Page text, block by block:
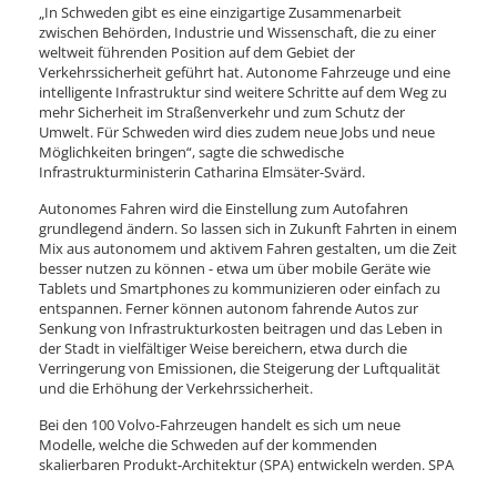
„In Schweden gibt es eine einzigartige Zusammenarbeit
zwischen Behörden, Industrie und Wissenschaft, die zu einer
weltweit führenden Position auf dem Gebiet der
Verkehrssicherheit geführt hat. Autonome Fahrzeuge und eine
intelligente Infrastruktur sind weitere Schritte auf dem Weg zu
mehr Sicherheit im Straßenverkehr und zum Schutz der
Umwelt. Für Schweden wird dies zudem neue Jobs und neue
Möglichkeiten bringen“, sagte die schwedische
Infrastrukturministerin Catharina Elmsäter-Svärd.
Autonomes Fahren wird die Einstellung zum Autofahren
grundlegend ändern. So lassen sich in Zukunft Fahrten in einem
Mix aus autonomem und aktivem Fahren gestalten, um die Zeit
besser nutzen zu können - etwa um über mobile Geräte wie
Tablets und Smartphones zu kommunizieren oder einfach zu
entspannen. Ferner können autonom fahrende Autos zur
Senkung von Infrastrukturkosten beitragen und das Leben in
der Stadt in vielfältiger Weise bereichern, etwa durch die
Verringerung von Emissionen, die Steigerung der Luftqualität
und die Erhöhung der Verkehrssicherheit.
Bei den 100 Volvo-Fahrzeugen handelt es sich um neue
Modelle, welche die Schweden auf der kommenden
skalierbaren Produkt-Architektur (SPA) entwickeln werden. SPA